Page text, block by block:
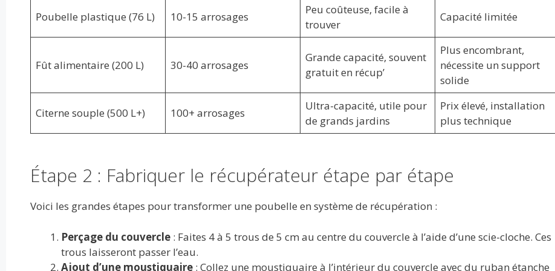
Poubelle plastique (76 L) 10-15 arrosages
Peu coûteuse, facile à
trouver
Capacité limitée
Fût alimentaire (200 L) 30-40 arrosages
Grande capacité, souvent
gratuit en récup’
Plus encombrant,
nécessite un support
solide
Citerne souple (500 L+) 100+ arrosages
Ultra-capacité, utile pour
de grands jardins
Prix élevé, installation
plus technique
Étape 2 : Fabriquer le récupérateur étape par étape
Voici les grandes étapes pour transformer une poubelle en système de récupération :
Perçage du couvercle: Faites 4 à 5 trous de 5 cm au centre du couvercle à l’aide d’une scie-cloche. Ces
trous laisseront passer l’eau.
Ajout d’une moustiquaire: Collez une moustiquaire à l’intérieur du couvercle avec du ruban étanche